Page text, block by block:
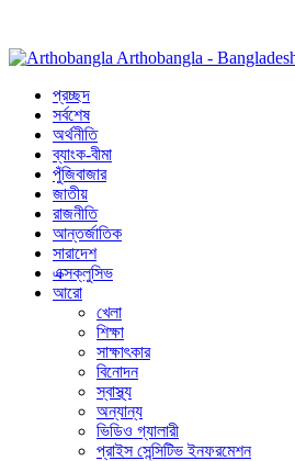
Arthobangla -
প্রচ্ছদ
সর্বশেষ
অর্থনীতি
ব্যাংক-বীমা
পুঁজিবাজার
জাতীয়
রাজনীতি
আন্তর্জাতিক
সারাদেশ
এক্সক্লুসিভ
আরো
খেলা
শিক্ষা
সাক্ষাৎকার
বিনোদন
স্বাস্থ্য
অন্যান্য
ভিডিও গ্যালারী
প্রাইস সেন্সিটিভ ইনফরমেশন